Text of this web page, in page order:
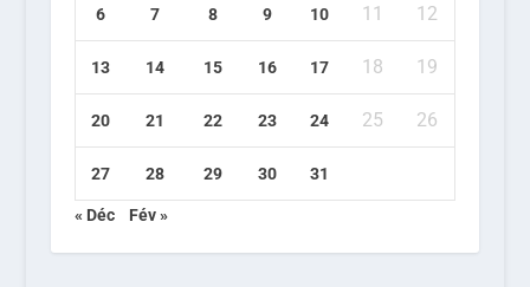
6 7 8 9 10 11 12
13 14 15 16 17 18 19
20 21 22 23 24 25 26
27 28 29 30 31
« Déc Fév »